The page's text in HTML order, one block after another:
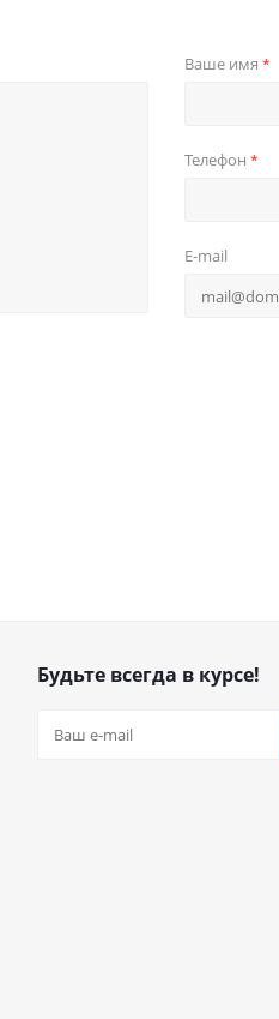
Ваше имя *
Телефон *
E-mail
Будьте всегда в курсе!